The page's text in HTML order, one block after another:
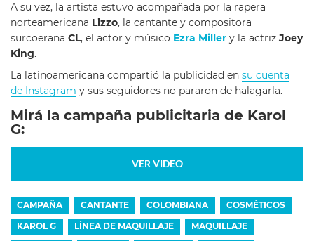
A su vez, la artista estuvo acompañada por la rapera
norteamericana Lizzo, la cantante y compositora
surcoerana CL, el actor y músico Ezra Miller y la actriz Joey
King.
La latinoamericana compartió la publicidad en su cuenta
de Instagram y sus seguidores no pararon de halagarla.
Mirá la campaña publicitaria de Karol
G:
VER VIDEO
CAMPAÑA CANTANTE COLOMBIANA COSMÉTICOS
KAROL G LÍNEA DE MAQUILLAJE MAQUILLAJE